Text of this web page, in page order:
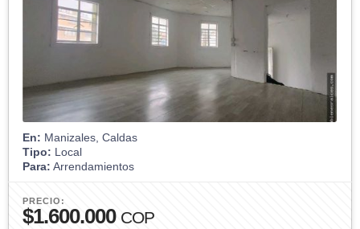
En: Manizales, Caldas
Tipo: Local
Para: Arrendamientos
PRECIO:
$1.600.000 COP